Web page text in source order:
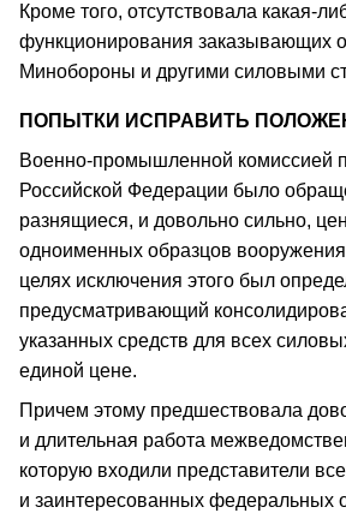
Кроме того, отсутствовала какая-
функционирования заказывающих
Минобороны и другими силовыми
ПОПЫТКИ ИСПРАВИТЬ
Военно-промышленной комиссией
Российской Федерации было
разнящиеся, и довольно сильно,
одноименных образцов
целях исключения этого был
предусматривающий
указанных средств для всех
единой цене.
Причем этому предшествовала
и длительная работа
которую входили представители
и заинтересованных федеральных